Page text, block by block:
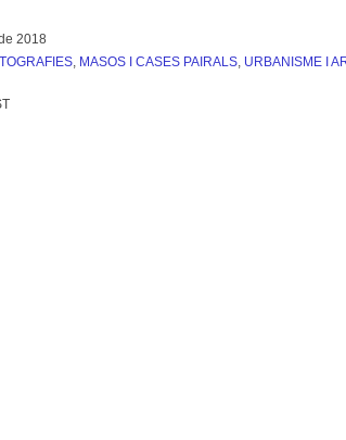
2018
, MASOS I CASES PAIRALS, URBANISME I